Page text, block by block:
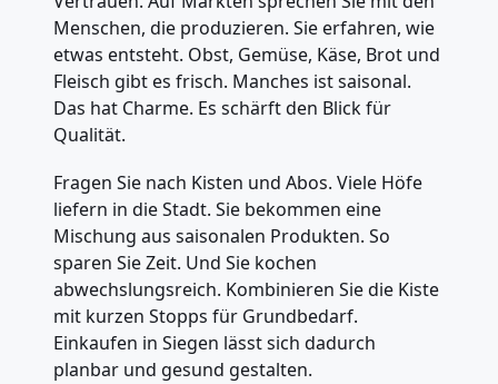
Menschen, die produzieren. Sie erfahren, wie
etwas entsteht. Obst, Gemüse, Käse, Brot und
Fleisch gibt es frisch. Manches ist saisonal.
Das hat Charme. Es schärft den Blick für
Qualität.
Fragen Sie nach Kisten und Abos. Viele Höfe
liefern in die Stadt. Sie bekommen eine
Mischung aus saisonalen Produkten. So
sparen Sie Zeit. Und Sie kochen
abwechslungsreich. Kombinieren Sie die Kiste
mit kurzen Stopps für Grundbedarf.
Einkaufen in Siegen lässt sich dadurch
planbar und gesund gestalten.